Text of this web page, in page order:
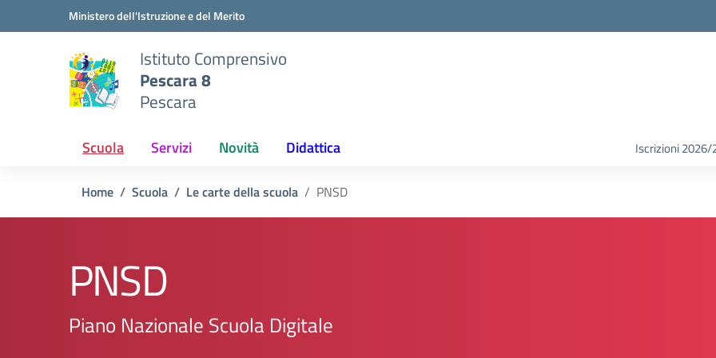
Vai ai contenuti
Vai al menu di navigazioneMinistero dell'Istruzione e del Merito
Istituto Comprensivo
Pescara 8
Pescara
Scuola Servizi Novità Didattica Iscrizioni 2026/
Home Scuola Le carte della scuola PNSD
PNSD
Piano Nazionale Scuola Digitale